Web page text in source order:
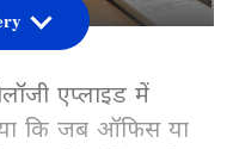
एप्लाइड में
कि जब ऑफिस या